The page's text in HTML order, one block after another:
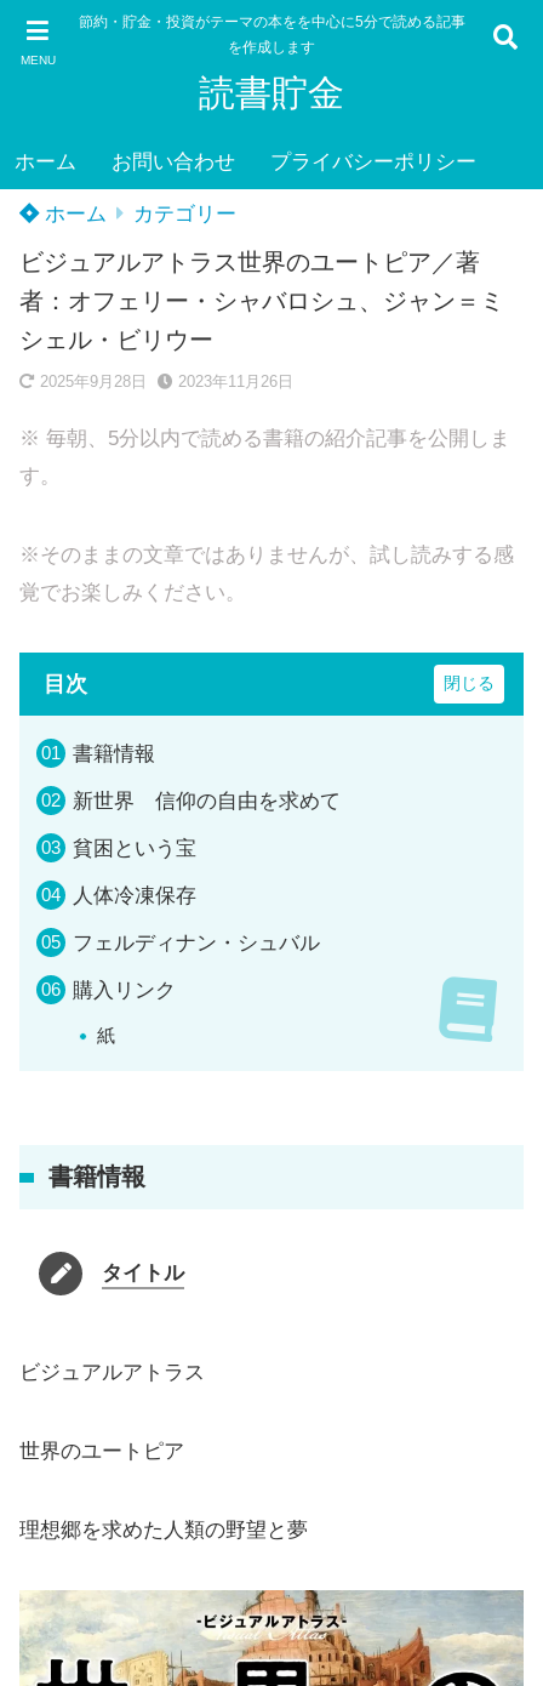
MENU
節約・貯金・投資がテーマの本をを中心に5分で読める記事
を作成します
読書貯金
ホーム お問い合わせ プライバシーポリシー
ホーム カテゴリー
ビジュアルアトラス世界のユートピア／著
者：オフェリー・シャバロシュ、ジャン＝ミ
シェル・ビリウー
2025年9月28日 2023年11月26日
※ 毎朝、5分以内で読める書籍の紹介記事を公開しま
す。
※そのままの文章ではありませんが、試し読みする感
覚でお楽しみください。
目次
書籍情報
新世界 信仰の自由を求めて
貧困という宝
人体冷凍保存
フェルディナン・シュバル
購入リンク
紙
書籍情報
タイトル
ビジュアルアトラス
世界のユートピア
理想郷を求めた人類の野望と夢